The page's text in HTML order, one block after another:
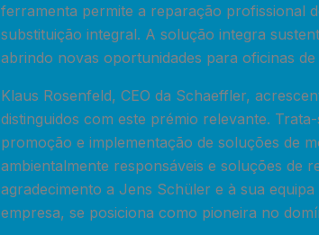
ferramenta permite a reparação profissional
substituição integral. A solução integra
abrindo novas oportunidades para oficinas
Klaus Rosenfeld, CEO da Schaeffler,
distinguidos com este prémio relevante.
promoção e implementação de soluções de
ambientalmente responsáveis e soluções de
agradecimento a Jens Schüler e à sua
empresa, se posiciona como pioneira no